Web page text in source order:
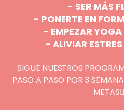
- SER MÁS
- PONERTE EN
- EMPEZAR YOGA
- ALIVIAR
SIGUE NUESTROS
PASO A PASO POR 3